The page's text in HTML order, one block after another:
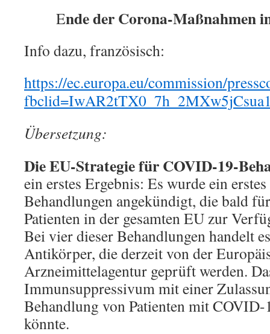
Ende der Corona-Maßnahmen
Info dazu, französisch:
https://ec.europa.eu/commission/
Übersetzung:
Die EU-Strategie für COVID-19-
ein erstes Ergebnis: Es wurde ein
Behandlungen angekündigt, die bald
Patienten in der gesamten EU zur
Bei vier dieser Behandlungen handelt
Antikörper, die derzeit von der
Arzneimittelagentur geprüft werden.
Immunsuppressivum mit einer
Behandlung von Patienten mit COVID-
könnte.